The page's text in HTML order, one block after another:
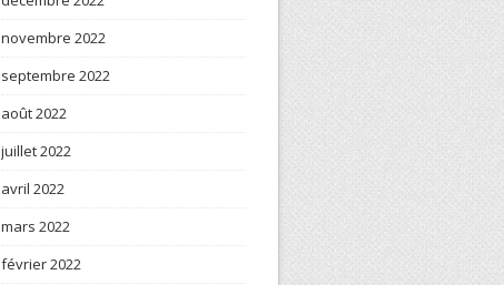
novembre 2022
septembre 2022
août 2022
juillet 2022
avril 2022
mars 2022
février 2022